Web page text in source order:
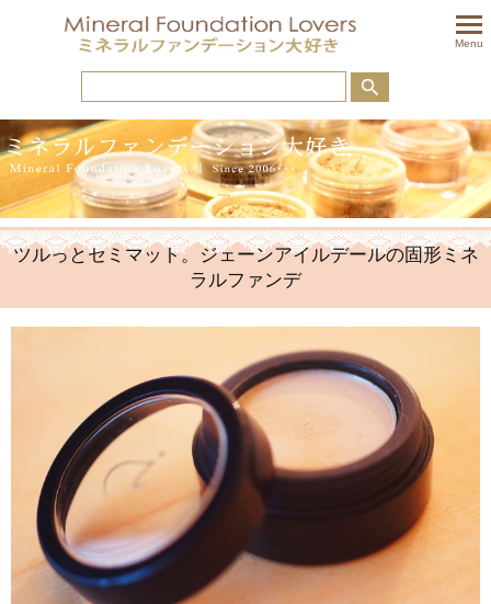
Menu
ツルっとセミマット。ジェーンアイルデールの固形ミネ
ラルファンデ